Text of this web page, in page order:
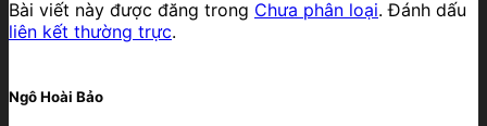
Bài viết này được đăng trong Chưa phân loại. Đánh dấu
liên kết thường trực.
Ngô Hoài Bảo